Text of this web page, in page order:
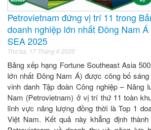
Petrovietnam đứng vị trí 11 trong
doanh nghiệp lớn nhất Đông Nam
SEA 2025
Thứ ba, 17 Tháng 6 2025
Bảng xếp hạng Fortune Southeast Asia
lớn nhất Đông Nam Á) được công bố
vinh danh Tập đoàn Công nghiệp – Năng
Nam (Petrovietnam) ở vị trí thứ 11 toàn
lĩnh vực năng lượng đồng thời là Top 1
Việt Nam. Kết quả này khẳng định